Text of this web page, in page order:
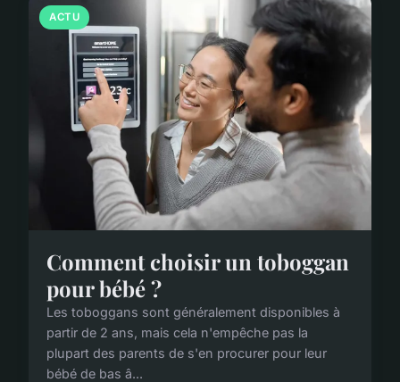
ACTU
Comment choisir un toboggan
pour bébé ?
Les toboggans sont généralement disponibles à
partir de 2 ans, mais cela n'empêche pas la
plupart des parents de s'en procurer pour leur
bébé de bas â...